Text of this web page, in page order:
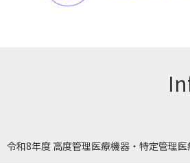
令和8年度 高度管理医療機器・特定管理